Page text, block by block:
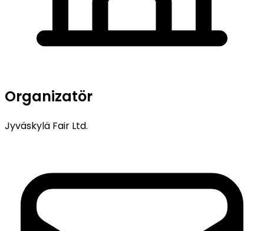
Organizatör
Jyväskylä Fair Ltd.